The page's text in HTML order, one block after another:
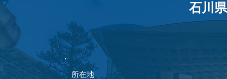
石川
​所在地